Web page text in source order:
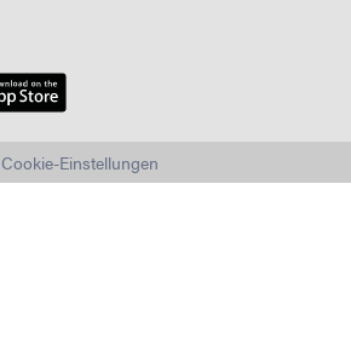
Cookie-Einstellungen